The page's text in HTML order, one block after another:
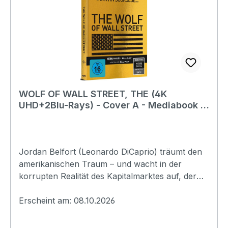
TS HD 2.0Englisch DTS
HD 2.0Untertitel:DeutschBildformat(e):-
Produktion:1964-66
GroßbritannienRegisseur:Gerald
ThomasSchauspieler:Kenneth WilliamsSidney
JamesJim DaleCharles
Hersteller (Informationspflichten zur GPSR
Produktsicherheitsverordnung)Herstellerinforma
WOLF OF WALL STREET, THE (4K
UHD+2Blu-Rays) - Cover A - Mediabook -
Jordan Belfort (Leonardo DiCaprio) träumt den
amerikanischen Traum – und wacht in der
korrupten Realität des Kapitalmarktes auf, der
Als Broker jongliert Belfort bald mit Millionen,
Erscheint am: 08.10.2026